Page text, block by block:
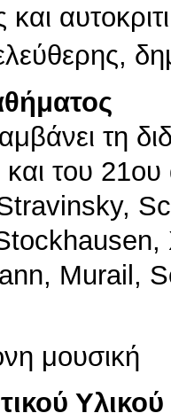
τη
του
Murail,
μουσική
Υλικού